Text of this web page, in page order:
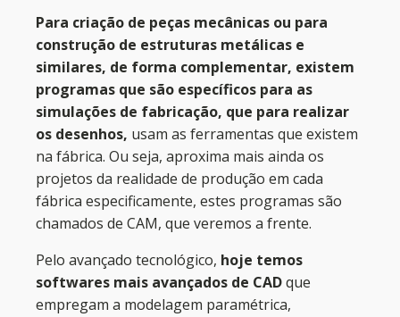
Para criação de peças mecânicas ou para
construção de estruturas metálicas e
similares, de forma complementar, existem
programas que são específicos para as
simulações de fabricação, que para realizar
os desenhos, usam as ferramentas que existem
na fábrica. Ou seja, aproxima mais ainda os
projetos da realidade de produção em cada
fábrica especificamente, estes programas são
chamados de CAM, que veremos a frente.
Pelo avançado tecnológico, hoje temos
softwares mais avançados de CADque
empregam a modelagem paramétrica,